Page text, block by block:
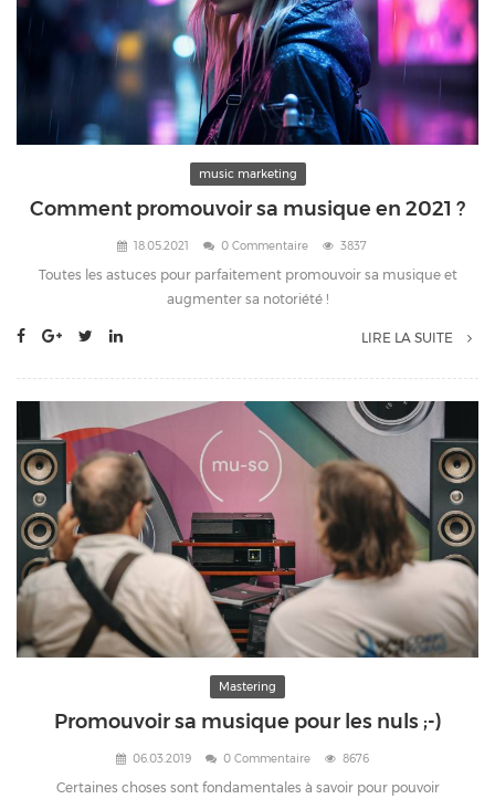
music marketing
Comment promouvoir sa musique en 2021 ?
18.05.2021 0 Commentaire 3837
Toutes les astuces pour parfaitement promouvoir sa musique et
augmenter sa notoriété !
LIRE LA SUITE
Mastering
Promouvoir sa musique pour les nuls ;-)
06.03.2019 0 Commentaire 8676
Certaines choses sont fondamentales à savoir pour pouvoir